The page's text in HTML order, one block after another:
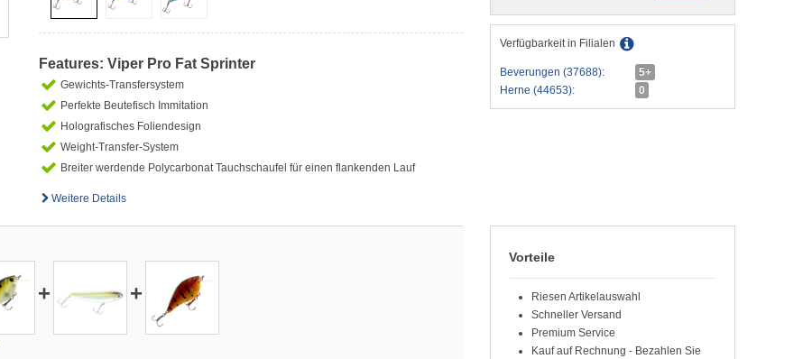
Features: Viper Pro Fat Sprinter
Gewichts-Transfersystem
Perfekte Beutefisch Immitation
Holografisches Foliendesign
Weight-Transfer-System
Breiter werdende Polycarbonat Tauchschaufel für einen flankenden Lauf
Weitere Details
Verfügbarkeit in Filialen
Beverungen (37688):
5+
Herne (44653):
0
+ +
Vorteile
Riesen Artikelauswahl
Schneller Versand
Premium Service
Kauf auf Rechnung - Bezahlen Sie